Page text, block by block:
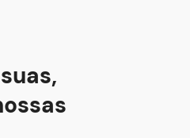
suas,